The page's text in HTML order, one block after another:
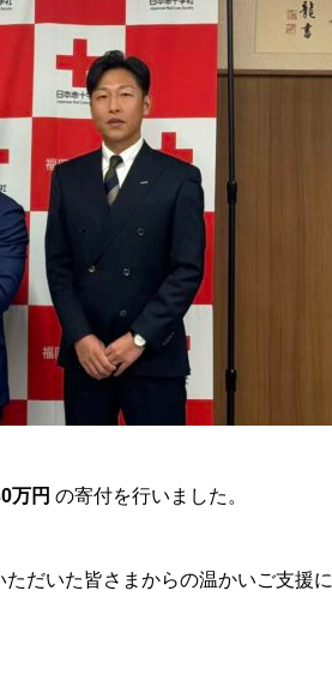
万円 の寄付を行いました。
だいた皆さまからの温かいご支援に